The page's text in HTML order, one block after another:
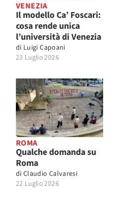
VENEZIA
Il modello Ca’ Foscari:
cosa rende unica
l’università di Venezia
di Luigi Capoani
23 Luglio 2026
ROMA
Qualche domanda su
Roma
di Claudio Calvaresi
22 Luglio 2026